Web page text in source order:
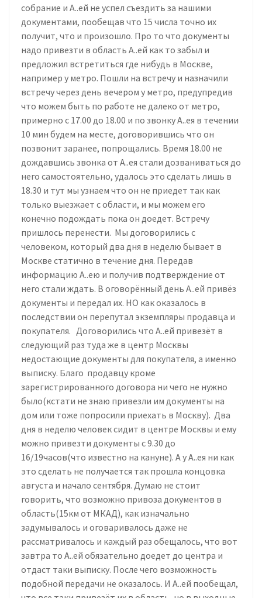
собрание и А..ей не успел съездить за нашими
документами, пообещав что 15 числа точно их
получит, что и произошло. Про то что документы
надо привезти в область А..ей как то забыл и
предложил встретиться где нибудь в Москве,
например у метро. Пошли на встречу и назначили
встречу через день вечером у метро, предупредив
что можем быть по работе не далеко от метро,
примерно с 17.00 до 18.00 и по звонку А..ея в течении
10 мин будем на месте, договорившись что он
позвонит заранее, попрощались. Время 18.00 не
дождавшись звонка от А..ея стали дозваниваться до
него самостоятельно, удалось это сделать лишь в
18.30 и тут мы узнаем что он не приедет так как
только выезжает с области, и мы можем его
конечно подождать пока он доедет. Встречу
пришлось перенести. Мы договорились с
человеком, который два дня в неделю бывает в
Москве статично в течение дня. Передав
информацию А..ею и получив подтверждение от
него стали ждать. В оговорённый день А..ей привёз
документы и передал их. НО как оказалось в
последствии он перепутал экземпляры продавца и
покупателя. Договорились что А..ей привезёт в
следующий раз туда же в центр Москвы
недостающие документы для покупателя, а именно
выписку. Благо продавцу кроме
зарегистрированного договора ни чего не нужно
было(кстати не знаю привезли им документы на
дом или тоже попросили приехать в Москву). Два
дня в неделю человек сидит в центре Москвы и ему
можно привезти документы с 9.30 до
16/19часов(что известно на кануне). А у А..ея ни как
это сделать не получается так прошла концовка
августа и начало сентября. Думаю не стоит
говорить, что возможно привоза документов в
область(15км от МКАД), как изначально
задумывалось и оговаривалось даже не
рассматривалось и каждый раз обещалось, что вот
завтра то А..ей обязательно доедет до центра и
отдаст таки выписку. После чего возможность
подобной передачи не оказалось. И А..ей пообещал,